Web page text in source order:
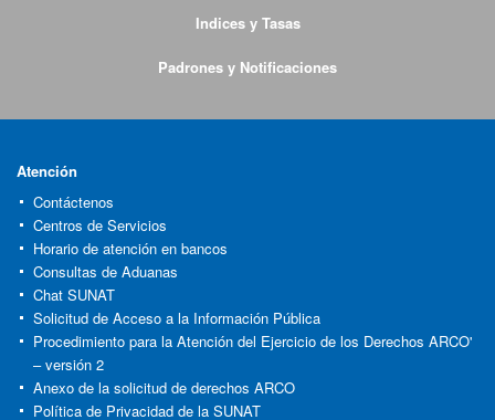
Indices y Tasas
Padrones y Notificaciones
Atención
Contáctenos
Centros de Servicios
Horario de atención en bancos
Consultas de Aduanas
Chat SUNAT
Solicitud de Acceso a la Información Pública
Procedimiento para la Atención del Ejercicio de los Derechos ARCO'
– versión 2
Anexo de la solicitud de derechos ARCO
Política de Privacidad de la SUNAT